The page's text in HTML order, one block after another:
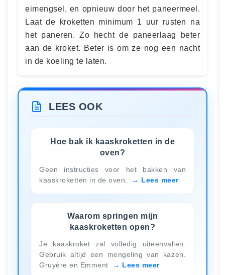
eimengsel, en opnieuw door het paneermeel.
Laat de kroketten minimum 1 uur rusten na
het paneren. Zo hecht de paneerlaag beter
aan de kroket. Beter is om ze nog een nacht
in de koeling te laten.
LEES OOK
Hoe bak ik kaaskroketten in de
oven?
Geen instructies voor het bakken van
kaaskroketten in de oven.
Lees meer
Waarom springen mijn
kaaskroketten open?
Je kaaskroket zal volledig uiteenvallen.
Gebruik altijd een mengeling van kazen.
Gruyère en Emment
Lees meer